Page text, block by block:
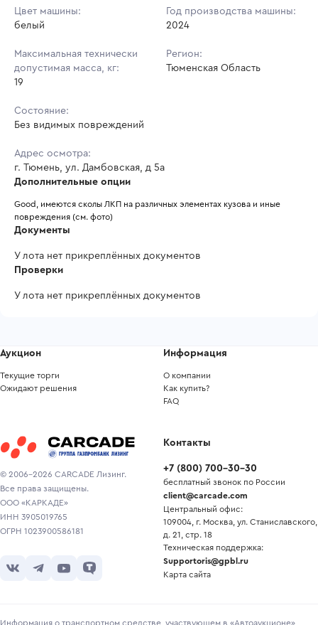
Цвет машины:
белый
Год производства машины:
2024
Максимальная технически
допустимая масса, кг:
19
Регион:
Тюменская Область
Состояние:
Без видимых повреждений
Адрес осмотра:
г. Тюмень, ул. Дамбовская, д 5а
Дополнительные опции
Good, имеются сколы ЛКП на различных элементах кузова и иные
повреждения (см. фото)
Документы
У лота нет прикреплённых документов
Проверки
У лота нет прикреплённых документов
© 2006-2026 CARCADE Лизинг.
Все права защищены.
ООО «КАРКАДЕ»
ИНН 3905019765
ОГРН 1023900586181
Аукцион
Текущие торги
Ожидают решения
Информация
О компании
Как купить?
FAQ
Контакты
+7 (800) 700-30-30
бесплатный звонок по России
client@carcade.com
Центральный офис:
109004, г. Москва, ул. Станиславского,
д. 21, стр. 18
Техническая поддержка:
Supportoris@gpbl.ru
Карта сайта
Информация о транспортном средстве, участвующем в «Автоаукционе»,